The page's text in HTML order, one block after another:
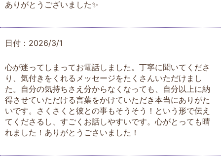
ありがとうございました✨
日付：2026/3/1
心が迷ってしまってお電話しました。丁寧に聞いてくださ
り、気付きをくれるメッセージをたくさんいただけまし
た。自分の気持ちさえ分からなくなっても、自分以上に納
得させていただける言葉をかけていただき本当にありがた
いです。さくさくと彼との事もそうそう！という形で伝え
てくださるし、すごくお話しやすいです。心がとっても晴
れました！ありがとうごさいました！